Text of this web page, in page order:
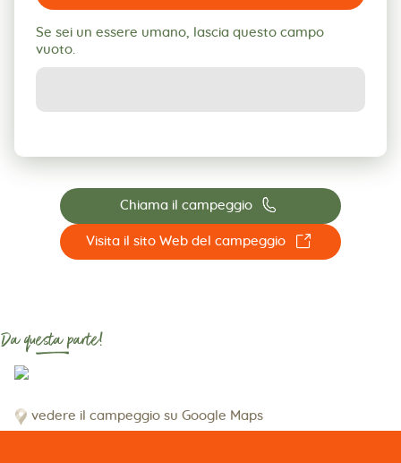
Se sei un essere umano, lascia questo campo
vuoto.
Chiama il campeggio 📞
Visita il sito Web del campeggio ☐
Da questa parte!
vedere il campeggio su Google Maps